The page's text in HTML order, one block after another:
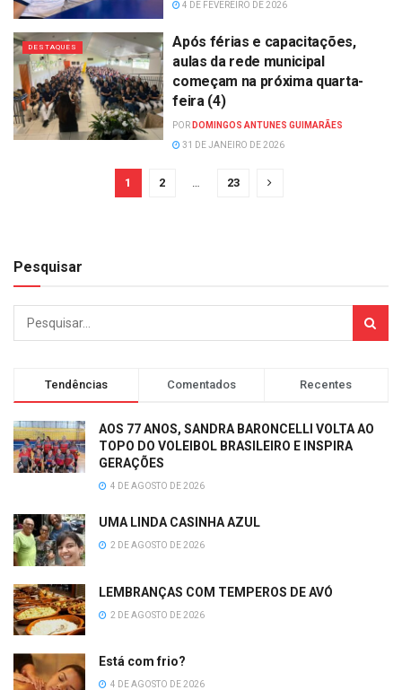
4 DE FEVEREIRO DE 2026
DESTAQUES
Após férias e capacitações,
aulas da rede municipal
começam na próxima quarta-
feira (4)
POR DOMINGOS ANTUNES GUIMARÃES
31 DE JANEIRO DE 2026
1 2 … 23
Pesquisar
Tendências Comentados Recentes
AOS 77 ANOS, SANDRA BARONCELLI VOLTA AO
TOPO DO VOLEIBOL BRASILEIRO E INSPIRA
GERAÇÕES
4 DE AGOSTO DE 2026
UMA LINDA CASINHA AZUL
2 DE AGOSTO DE 2026
LEMBRANÇAS COM TEMPEROS DE AVÓ
2 DE AGOSTO DE 2026
Está com frio?
4 DE AGOSTO DE 2026